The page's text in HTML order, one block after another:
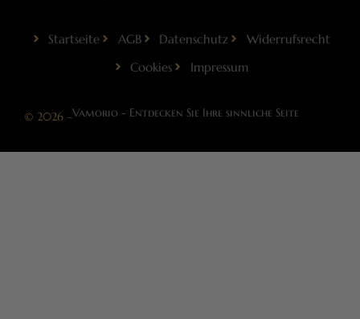
Startseite AGB Datenschutz
Widerrufsrecht
Cookies
Impressum
© 2026 –Vamorio - Entdecken Sie Ihre sinnliche Seite